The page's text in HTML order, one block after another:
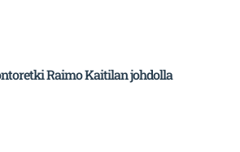
Raimo Kaitilan johdolla